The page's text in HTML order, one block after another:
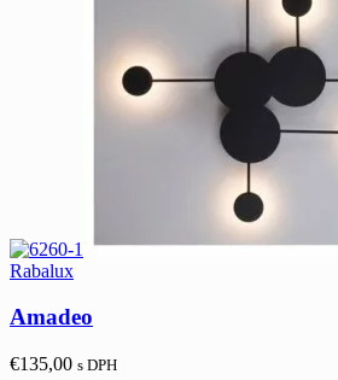
Rabalux
Amadeo
€135,00 s DPH